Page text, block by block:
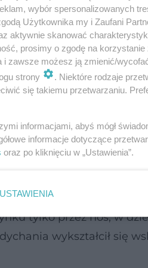
tzn. spokojny, bez
Koniecznie
i pogłębi uczucie
zaadaptujemy i nie
z materiału
integralnej z
na to,
czy nasz wzorzec
oddech jest cichy,
tylko przez nos, w
wykształcił się
wybór spersonalizowanych
Użytkownika my i Zaufani
aktywnie skanować
prosimy o zgodę na
i zawsze możesz ją zmienić/
strony
. Niektóre rodzaje
się takiemu przetwarzaniu.
informacjami, abyś mógł
informacje dotyczące
oraz po kliknięciu w „Ustawienia”.
USTAWIENIA